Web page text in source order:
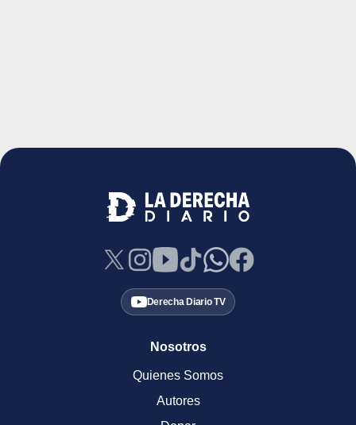
Derecha Diario TV
Nosotros
Quienes Somos
Autores